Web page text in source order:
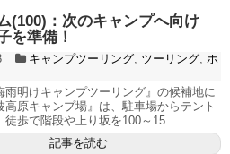
(100)：次のキャンプへ向け
を準備！
キャンプツーリング, ツーリング, ホ
雨明けキャンプツーリング』の候補地に
高原キャンプ場』は、駐車場からテント
徒歩で階段や上り坂を100～15...
記事を読む